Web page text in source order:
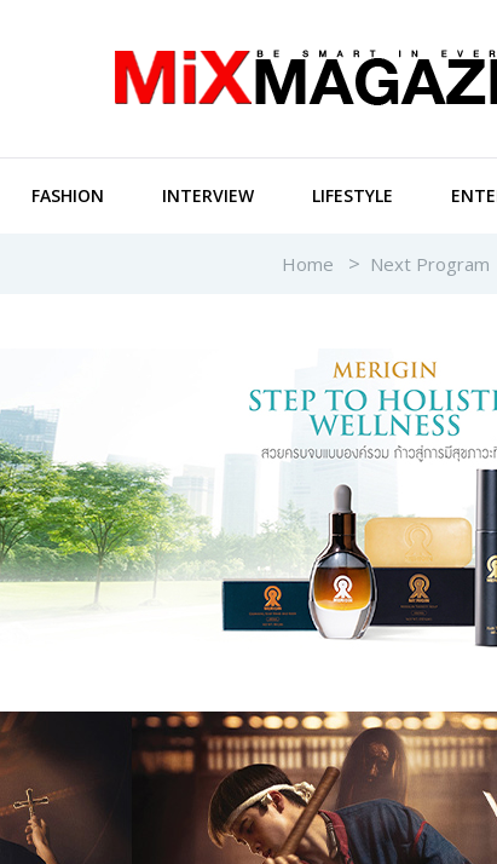
FASHION INTERVIEW LIFESTYLE
Home Next Program